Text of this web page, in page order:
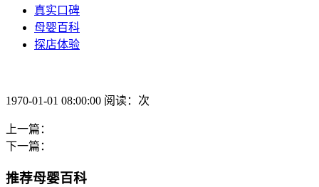
真实口碑
母婴百科
探店体验
1970-01-01 08:00:00 阅读：次
上一篇：
下一篇：
推荐母婴百科